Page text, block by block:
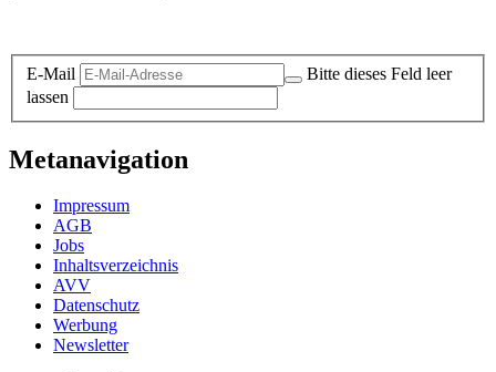
E-Mail
Bitte dieses Feld leer
lassen
Metanavigation
Impressum
AGB
Jobs
Inhaltsverzeichnis
AVV
Datenschutz
Werbung
Newsletter